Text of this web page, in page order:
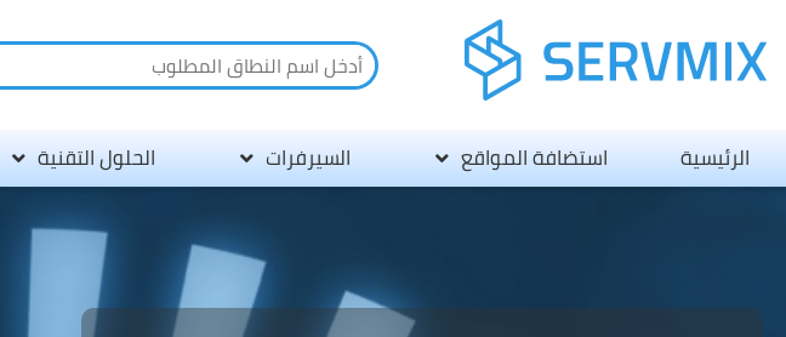
الرئيسية
استضافة المواقع السيرفرات الحلول التقنية